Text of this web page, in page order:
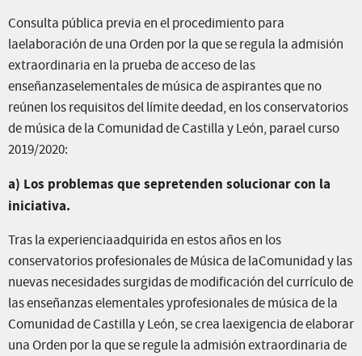
Consulta pública previa en el procedimiento para
laelaboración de una Orden por la que se regula la admisión
extraordinaria en la prueba de acceso de las
enseñanzaselementales de música de aspirantes que no
reúnen los requisitos del límite deedad, en los conservatorios
de música de la Comunidad de Castilla y León, parael curso
2019/2020:
a) Los problemas que sepretenden solucionar con la
iniciativa.
Tras la experienciaadquirida en estos años en los
conservatorios profesionales de Música de laComunidad y las
nuevas necesidades surgidas de modificación del currículo de
las enseñanzas elementales yprofesionales de música de la
Comunidad de Castilla y León, se crea laexigencia de elaborar
una Orden por la que se regule la admisión extraordinaria de